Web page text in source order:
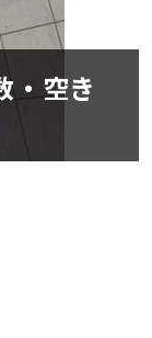
・空き